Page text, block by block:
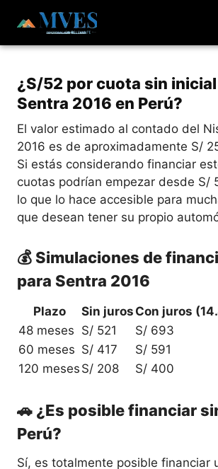
¿S/52 por cuota sin
Sentra 2016 en Perú?
El valor estimado al contado del
2016 es de aproximadamente S/
Si estás considerando financiar
cuotas podrían empezar desde S/
lo que lo hace accesible para
que desean tener su propio
💰 Simulaciones de
para Sentra 2016
Plazo Sin juros Con juros
48 meses S/ 521
S/ 693
60 meses S/ 417
S/ 591
120 meses S/ 208 S/ 400
🚗 ¿Es posible financiar
Perú?
Sí, es totalmente posible financiar